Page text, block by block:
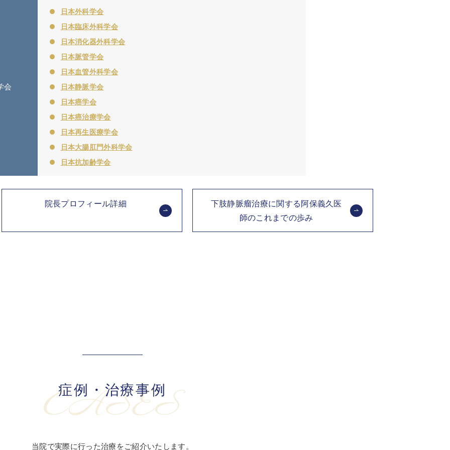
会
日本外科学会
日本臨床外科学会
日本消化器外科学会
日本脈管学会
日本血管外科学会
日本静脈学会
日本癌学会
日本癌治療学会
日本再生医療学会
日本大腸肛門外科学会
日本抗加齢学会
院長プロフィール詳細
下肢静脈瘤治療に関する阿保義久医
師のこれまでの歩み
症例・治療事例
CASES
当院で実際に行った治療をご紹介いたします。